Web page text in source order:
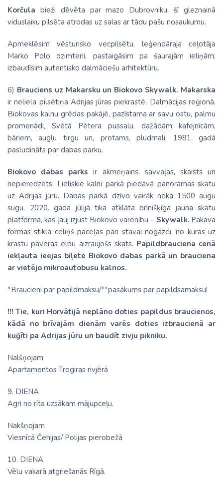
Korčula bieži dēvēta par mazo Dubrovniku, šī gleznainā
viduslaiku pilsēta atrodas uz salas ar tādu pašu nosaukumu.
Apmeklēsim vēsturisko vecpilsētu, leģendāraja ceļotāja
Marko Polo dzimteni, pastaigāsim pa šaurajām ieliņām,
izbaudīsim autentisko dalmāciešu arhitektūru.
6) Brauciens uz Makarsku un BiokovoSkywalk. Makarska
ir neliela pilsētiņa Adrijas jūras piekrastē, Dalmācijas reģionā,
Biokovas kalnu grēdas pakājē, pazīstama ar savu ostu, palmu
promenādi, Svētā Pētera pussalu, dažādām kafejnīcām,
bāriem, augļu tirgu un, protams, pludmali. 1981. gadā
pasludināts par dabas parku,
Biokovo dabas parks ir akmeņains, savvaļas, skaists un
nepieredzēts. Lieliskie kalni parkā piedāvā panorāmas skatu
uz Adrijas jūru. Dabas parkā dzīvo vairāk nekā 1500 augu
sugu. 2020. gada jūlijā tika atklāta brīnišķīga jauna skatu
platforma, kas ļauj izjust Biokovo varenību – Skywalk. Pakava
formas stikla celiņš paceļas pāri stāvai nogāzei, no kuras uz
krastu paveras elpu aizraujošs skats. Papildbrauciena cenā
iekļauta ieejas biļete Biokovo dabas parkā un brauciena
ar vietējo mikroautobusu kalnos.
*Braucieni par papildmaksu/**pasākums par papildsamaksu!
!!! Tie, kuri Horvātijā neplāno doties papildus braucienos,
kādā no brīvajām dienām varēs doties izbraucienā ar
kuģīti pa Adrijas jūru un baudīt zivju pikniku.
Nalšņojam
Apartamentos Trogiras rivjērā
9. DIENA
Agri no rīta uzsākam mājupceļu.
Nakšņojam
Viesnīcā Čehijas/ Polijas pierobežā
10. DIENA
Vēlu vakarā atgriešanās Rīgā.